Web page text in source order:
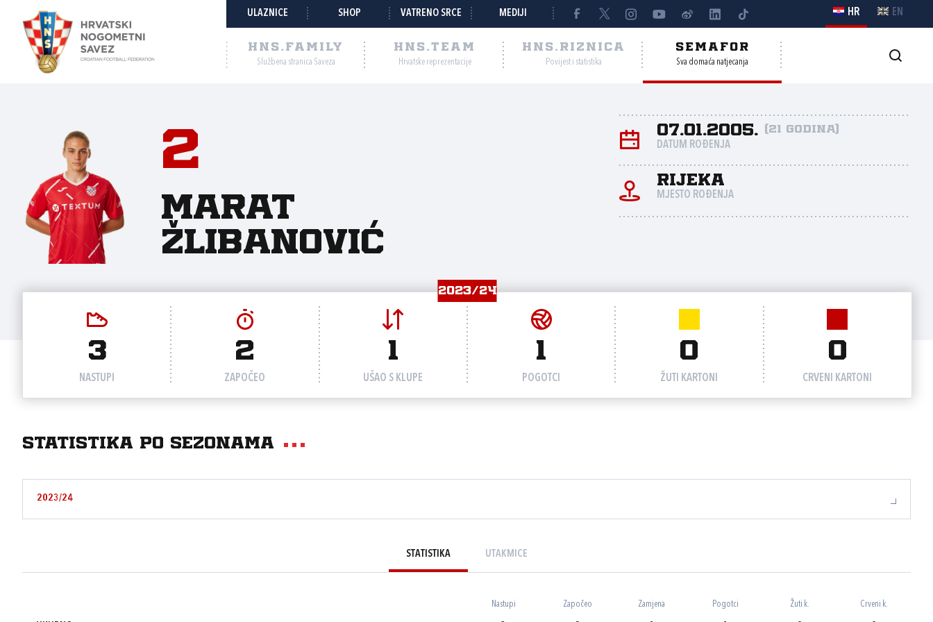
ULAZNICE SHOP VATRENO SRCE MEDIJI HR EN
HNS.FAMILY
Službena stranica Saveza
HNS.TEAM
Hrvatske reprezentacije
HNS.RIZNICA
Povijest i statistika
SEMAFOR
Sva domaća natjecanja
2
Marat
Žlibanović
07.01.2005. (21 godina)
DATUM ROĐENJA
Rijeka
MJESTO ROĐENJA
2023/24
3
NASTUPI
2
ZAPOČEO
1
UŠAO S KLUPE
1
POGOTCI
0
ŽUTI KARTONI
0
CRVENI KARTONI
Statistika po sezonama
2023/24
STATISTIKA UTAKMICE
Nastupi Započeo Zamjena Pogotci Žuti k. Crveni k.